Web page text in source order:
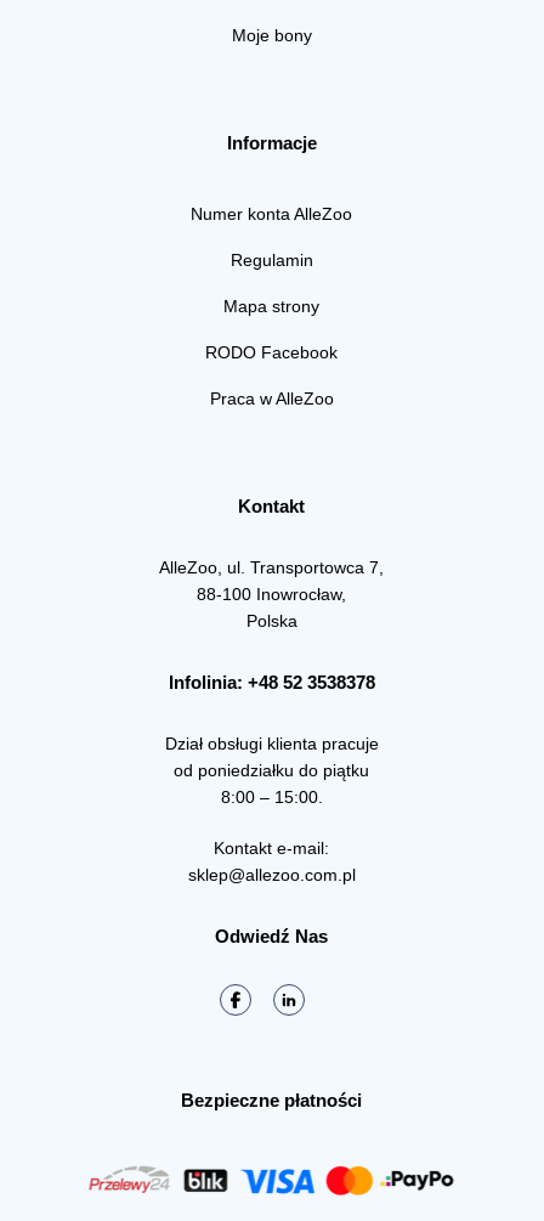
Moje bony
Informacje
Numer konta AlleZoo
Regulamin
Mapa strony
RODO Facebook
Praca w AlleZoo
Kontakt
AlleZoo, ul. Transportowca 7,
88-100 Inowrocław,
Polska
Infolinia: +48 52 3538378
Dział obsługi klienta pracuje
od poniedziałku do piątku
8:00 – 15:00.
Kontakt e-mail:
sklep@allezoo.com.pl
Odwiedź Nas
Bezpieczne płatności